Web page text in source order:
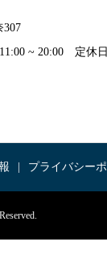
307
~ 20:00 定休
プライバシー